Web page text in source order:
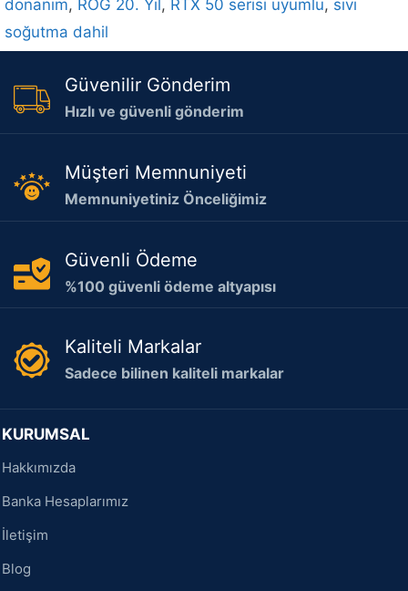
donanım, ROG 20. Yıl, RTX 50 serisi uyumlu, sıvı
soğutma dahil
Güvenilir Gönderim
Hızlı ve güvenli gönderim
Müşteri Memnuniyeti
Memnuniyetiniz Önceliğimiz
Güvenli Ödeme
%100 güvenli ödeme altyapısı
Kaliteli Markalar
Sadece bilinen kaliteli markalar
KURUMSAL
Hakkımızda
Banka Hesaplarımız
İletişim
Blog